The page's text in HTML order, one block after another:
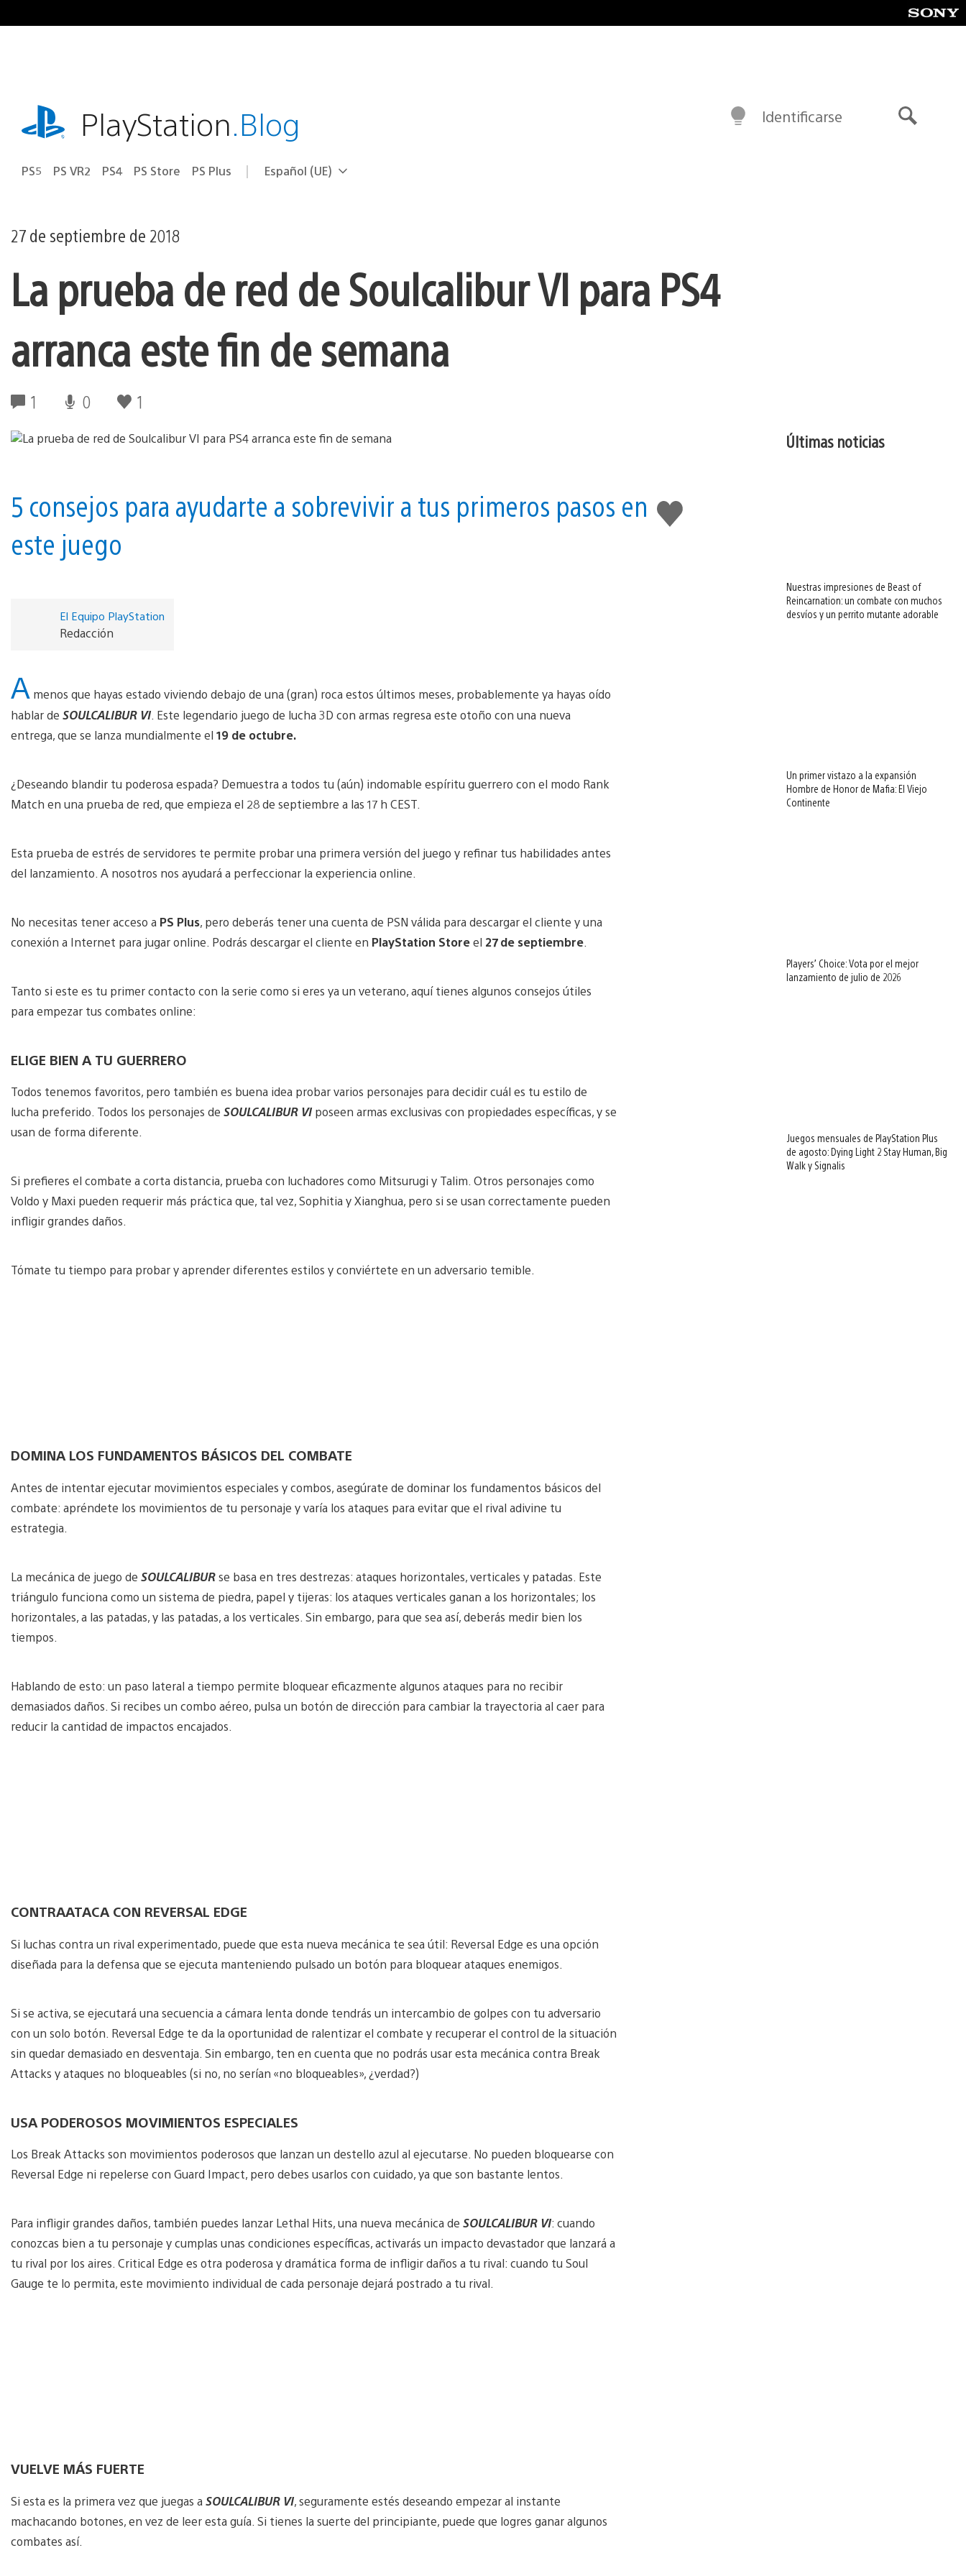
al
playstation.comPlayStation.Blog
PS5 PS VR2 PS4 PS Store PS Plus Selecciona
Región
Español (UE)
Identificarse
27 de septiembre de 2018
La prueba de red de Soulcalibur VI para PS4
arranca este fin de semana
1 0 1
Me
gusta
5 consejos para ayudarte a sobrevivir a tus primeros pasos en
este juego
El Equipo PlayStation
Redacción
A menos que hayas estado viviendo debajo de una (gran) roca estos últimos meses, probablemente ya hayas oído
hablar de SOULCALIBUR VI . Este legendario juego de lucha 3D con armas regresa este otoño con una nueva
entrega, que se lanza mundialmente el 19 de octubre.
¿Deseando blandir tu poderosa espada? Demuestra a todos tu (aún) indomable espíritu guerrero con el modo Rank
Match en una prueba de red, que empieza el 28 de septiembre a las 17 h CEST.
Esta prueba de estrés de servidores te permite probar una primera versión del juego y refinar tus habilidades antes
del lanzamiento. A nosotros nos ayudará a perfeccionar la experiencia online.
No necesitas tener acceso a PS Plus, pero deberás tener una cuenta de PSN válida para descargar el cliente y una
conexión a Internet para jugar online. Podrás descargar el cliente en PlayStation Storeel 27 de septiembre
Tanto si este es tu primer contacto con la serie como si eres ya un veterano, aquí tienes algunos consejos útiles
para empezar tus combates online:
ELIGE BIEN A TU GUERRERO
Todos tenemos favoritos, pero también es buena idea probar varios personajes para decidir cuál es tu estilo de
lucha preferido. Todos los personajes de SOULCALIBUR VI poseen armas exclusivas con propiedades específicas, y se
usan de forma diferente.
Si prefieres el combate a corta distancia, prueba con luchadores como Mitsurugi y Talim. Otros personajes como
Voldo y Maxi pueden requerir más práctica que, tal vez, Sophitia y Xianghua, pero si se usan correctamente pueden
infligir grandes daños.
Tómate tu tiempo para probar y aprender diferentes estilos y conviértete en un adversario temible.
DOMINA LOS FUNDAMENTOS BÁSICOS DEL COMBATE
Antes de intentar ejecutar movimientos especiales y combos, asegúrate de dominar los fundamentos básicos del
combate: apréndete los movimientos de tu personaje y varía los ataques para evitar que el rival adivine tu
estrategia.
La mecánica de juego de SOULCALIBURse basa en tres destrezas: ataques horizontales, verticales y patadas. Este
triángulo funciona como un sistema de piedra, papel y tijeras: los ataques verticales ganan a los horizontales; los
horizontales, a las patadas, y las patadas, a los verticales. Sin embargo, para que sea así, deberás medir bien los
tiempos.
Hablando de esto: un paso lateral a tiempo permite bloquear eficazmente algunos ataques para no recibir
demasiados daños. Si recibes un combo aéreo, pulsa un botón de dirección para cambiar la trayectoria al caer para
reducir la cantidad de impactos encajados.
CONTRAATACA CON REVERSAL EDGE
Si luchas contra un rival experimentado, puede que esta nueva mecánica te sea útil: Reversal Edge es una opción
diseñada para la defensa que se ejecuta manteniendo pulsado un botón para bloquear ataques enemigos.
Si se activa, se ejecutará una secuencia a cámara lenta donde tendrás un intercambio de golpes con tu adversario
con un solo botón. Reversal Edge te da la oportunidad de ralentizar el combate y recuperar el control de la situación
sin quedar demasiado en desventaja. Sin embargo, ten en cuenta que no podrás usar esta mecánica contra Break
Attacks y ataques no bloqueables (si no, no serían «no bloqueables», ¿verdad?)
USA PODEROSOS MOVIMIENTOS ESPECIALES
Los Break Attacks son movimientos poderosos que lanzan un destello azul al ejecutarse. No pueden bloquearse con
Reversal Edge ni repelerse con Guard Impact, pero debes usarlos con cuidado, ya que son bastante lentos.
Para infligir grandes daños, también puedes lanzar Lethal Hits, una nueva mecánica de SOULCALIBUR VI: cuando
conozcas bien a tu personaje y cumplas unas condiciones específicas, activarás un impacto devastador que lanzará a
tu rival por los aires. Critical Edge es otra poderosa y dramática forma de infligir daños a tu rival: cuando tu Soul
Gauge te lo permita, este movimiento individual de cada personaje dejará postrado a tu rival.
VUELVE MÁS FUERTE
Si esta es la primera vez que juegas a SOULCALIBUR VI, seguramente estés deseando empezar al instante
machacando botones, en vez de leer esta guía. Si tienes la suerte del principiante, puede que logres ganar algunos
combates así.
Últimas noticias
Nuestras impresiones de Beast of
Reincarnation: un combate con muchos
desvíos y un perrito mutante adorable
Un primer vistazo a la expansión
Hombre de Honor de Mafia: El Viejo
Continente
Players’ Choice: Vota por el mejor
lanzamiento de julio de 2026
Juegos mensuales de PlayStation Plus
de agosto: Dying Light 2 Stay Human, Big
Walk y Signalis